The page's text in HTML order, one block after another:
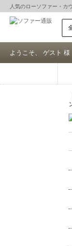
人気のローソファー ・ カ
ようこそ、 ゲスト 様